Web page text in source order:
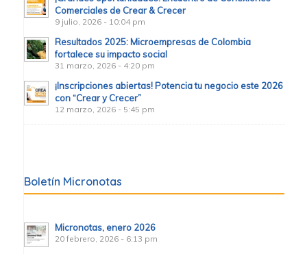
Comerciales de Crear & Crecer
9 julio, 2026 - 10:04 pm
Resultados 2025: Microempresas de Colombia
fortalece su impacto social
31 marzo, 2026 - 4:20 pm
¡Inscripciones abiertas! Potencia tu negocio este 2026
con “Crear y Crecer”
12 marzo, 2026 - 5:45 pm
Boletín Micronotas
Micronotas, enero 2026
20 febrero, 2026 - 6:13 pm